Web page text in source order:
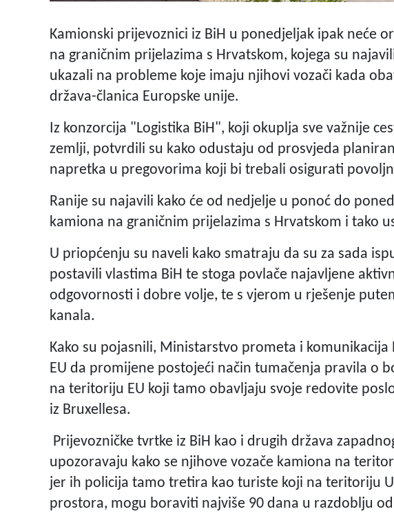
Kamionski prijevoznici iz BiH u ponedjeljak ipak neće
na graničnim prijelazima s Hrvatskom, kojega su
ukazali na probleme koje imaju njihovi vozači kada
država-članica Europske unije.
Iz konzorcija "Logistika BiH", koji okuplja sve važnije
zemlji, potvrdili su kako odustaju od prosvjeda
napretka u pregovorima koji bi trebali osigurati
Ranije su najavili kako će od nedjelje u ponoć do
kamiona na graničnim prijelazima s Hrvatskom i tako
U priopćenju su naveli kako smatraju da su za sada
postavili vlastima BiH te stoga povlače najavljene
odgovornosti i dobre volje, te s vjerom u rješenje
kanala.
Kako su pojasnili, Ministarstvo prometa i
EU da promijene postojeći način tumačenja pravila o
na teritoriju EU koji tamo obavljaju svoje redovite
iz Bruxellesa.
Prijevozničke tvrtke iz BiH kao i drugih država
upozoravaju kako se njihove vozače kamiona na
jer ih policija tamo tretira kao turiste koji na teritoriju
prostora, mogu boraviti najviše 90 dana u razdoblju od